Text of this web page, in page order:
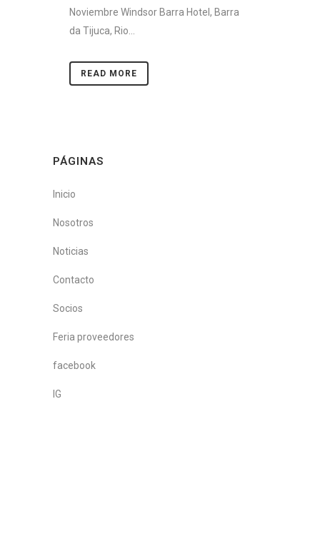
Noviembre Windsor Barra Hotel, Barra
da Tijuca, Rio...
READ MORE
PÁGINAS
Inicio
Nosotros
Noticias
Contacto
Socios
Feria proveedores
facebook
IG